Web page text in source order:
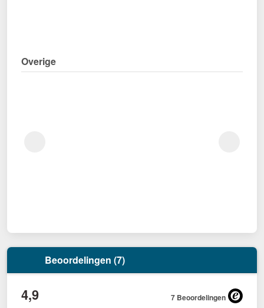
Overige
Beoordelingen (7)
4,9 7 Beoordelingen